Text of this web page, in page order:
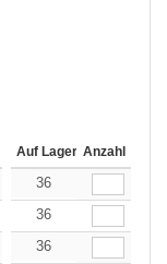
144-287 288 +
Auf Lager Anzahl
13.54€
36
13.54€
36
13.54€
36